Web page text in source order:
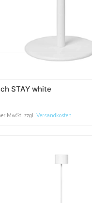
STAY white
MwSt. zzgl. Versandkosten